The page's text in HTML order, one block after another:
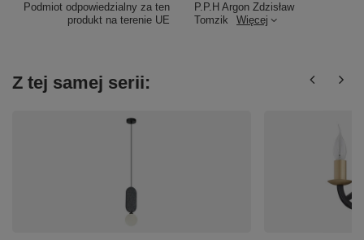
Podmiot odpowiedzialny za ten
produkt na terenie UE
P.P.H Argon Zdzisław
Tomzik
Więcej
Z tej samej serii: